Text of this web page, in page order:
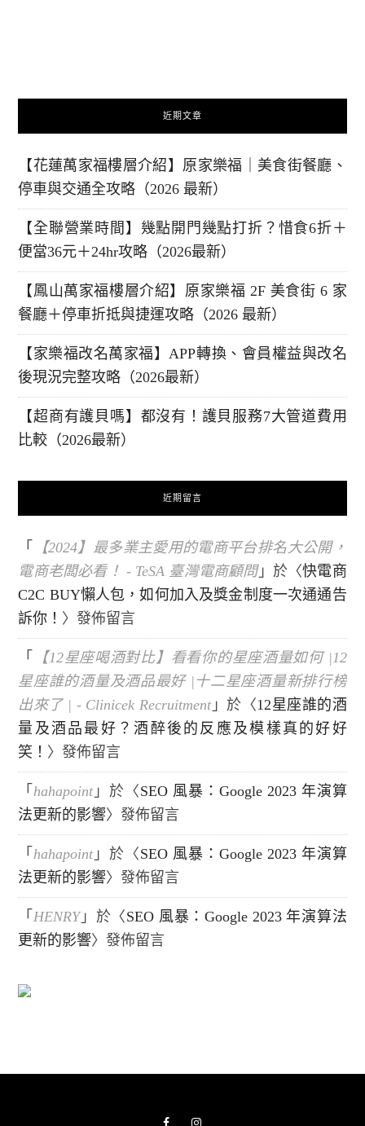
近期文章
【花蓮萬家福樓層介紹】原家樂福｜美食街餐廳、
停車與交通全攻略（2026 最新）
【全聯營業時間】幾點開門幾點打折？惜食6折＋
便當36元＋24hr攻略（2026最新）
【鳳山萬家福樓層介紹】原家樂福 2F 美食街 6 家
餐廳＋停車折抵與捷運攻略（2026 最新）
【家樂福改名萬家福】APP轉換、會員權益與改名
後現況完整攻略（2026最新）
【超商有護貝嗎】都沒有！護貝服務7大管道費用
比較（2026最新）
近期留言
「
【2024】最多業主愛用的電商平台排名大公開，
電商老闆必看！ - TeSA 臺灣電商顧問」於〈快電商
C2C BUY懶人包，如何加入及獎金制度一次通通告
訴你！ 〉發佈留言
「
【12星座喝酒對比】看看你的星座酒量如何 |12
星座誰的酒量及酒品最好 |十二星座酒量新排行榜
出來了 | - Clinicek Recruitment 」於〈12星座誰的酒
量及酒品最好？酒醉後的反應及模樣真的好好
笑！ 〉發佈留言
「hahapoint 」於〈 SEO 風暴：Google 2023 年演算
法更新的影響〉發佈留言
「hahapoint 」於〈 SEO 風暴：Google 2023 年演算
法更新的影響〉發佈留言
「HENRY」於〈 SEO 風暴：Google 2023 年演算法
更新的影響〉發佈留言